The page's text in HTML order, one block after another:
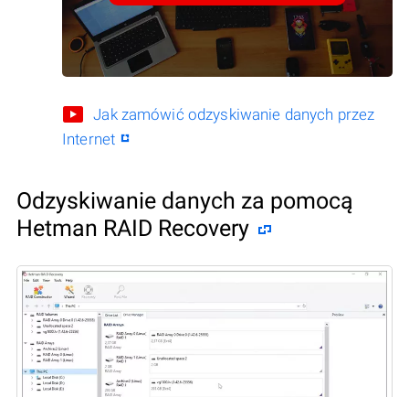
Jak zamówić odzyskiwanie danych przez
Internet
Odzyskiwanie danych za pomocą
Hetman RAID Recovery